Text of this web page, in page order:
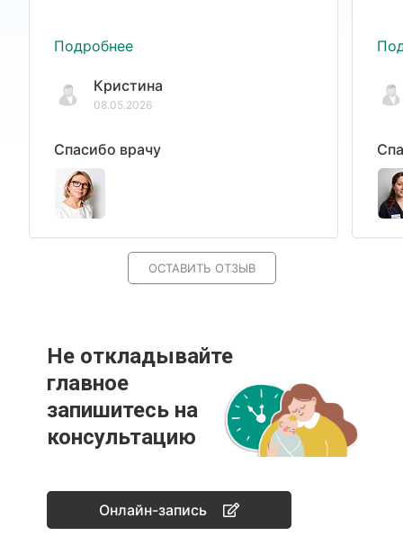
Подробнее
Кристина
08.05.2026
Спасибо врачу
ОСТАВИТЬ ОТЗЫВ
Не откладывайте
главное
запишитесь на
консультацию
Онлайн-запись